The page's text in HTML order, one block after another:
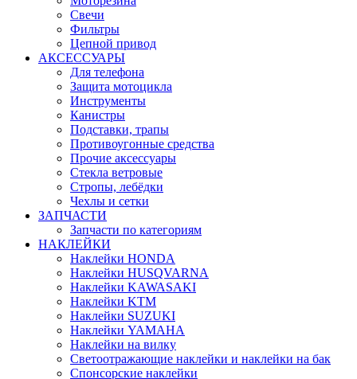
Свечи
Фильтры
Цепной привод
АКСЕССУАРЫ
Для телефона
Защита мотоцикла
Инструменты
Канистры
Подставки, трапы
Противоугонные средства
Прочие аксессуары
Стекла ветровые
Стропы, лебёдки
Чехлы и сетки
ЗАПЧАСТИ
Запчасти по категориям
НАКЛЕЙКИ
Наклейки HONDA
Наклейки HUSQVARNA
Наклейки KAWASAKI
Наклейки KTM
Наклейки SUZUKI
Наклейки YAMAHA
Наклейки на вилку
Светоотражающие наклейки и наклейки на бак
Спонсорские наклейки